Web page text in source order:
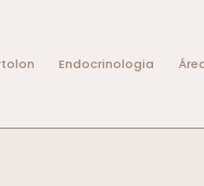
Endocrinologia